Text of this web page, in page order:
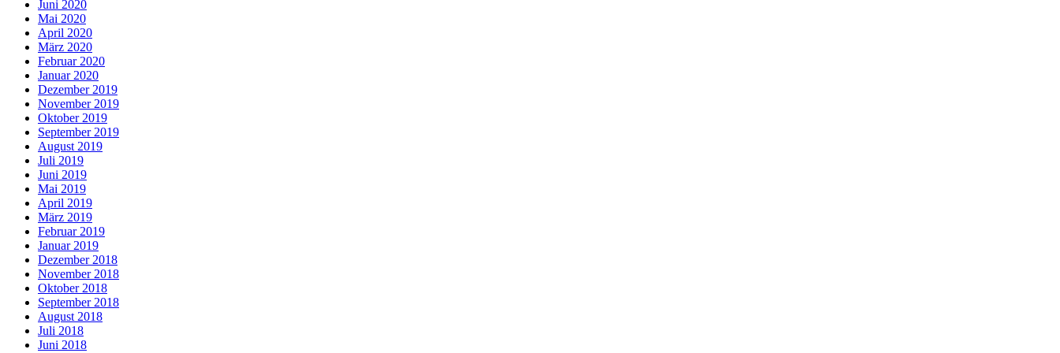
Juni 2020
Mai 2020
April 2020
März 2020
Februar 2020
Januar 2020
Dezember 2019
November 2019
Oktober 2019
September 2019
August 2019
Juli 2019
Juni 2019
Mai 2019
April 2019
März 2019
Februar 2019
Januar 2019
Dezember 2018
November 2018
Oktober 2018
September 2018
August 2018
Juli 2018
Juni 2018